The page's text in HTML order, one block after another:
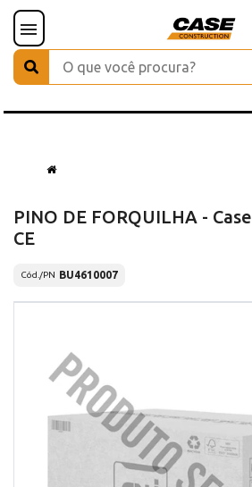
PINO DE FORQUILHA - Case
CE
Cód./PN BU4610007